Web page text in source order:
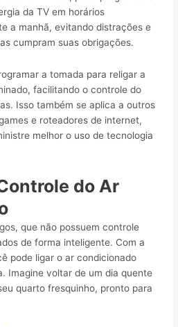
da TV em horários
a manhã, evitando distrações e
cumpram suas obrigações.
a tomada para religar a
facilitando o controle do
Isso também se aplica a outros
e roteadores de internet,
melhor o uso de tecnologia
do Ar
que não possuem controle
de forma inteligente. Com a
pode ligar o ar condicionado
Imagine voltar de um dia quente
quarto fresquinho, pronto para